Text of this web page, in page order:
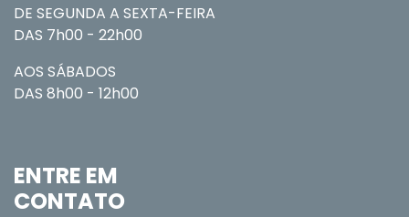
DE SEGUNDA A SEXTA-FEIRA
DAS 7h00 - 22h00
AOS SÁBADOS
DAS 8h00 - 12h00
ENTRE EM
CONTATO